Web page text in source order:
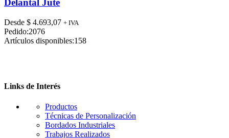
variantes.
opciones
producto
Delantal Jute
Desde $ 4.693,07 + IVA
Pedido:2076
Artículos disponibles:158
Links de Interés
Productos
Técnicas de Personalización
Bordados Industriales
Trabajos Realizados